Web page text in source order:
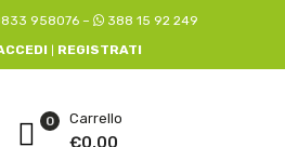
958076 –
388 15 92 249
REGISTRATI
Carrello
€0,00
0